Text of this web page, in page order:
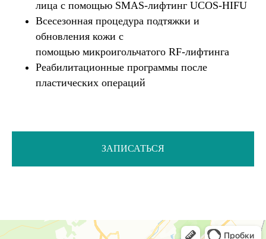
лица с помощью SMAS-лифтинг UCOS-HIFU
Всесезонная процедура подтяжки и
обновления кожи с
помощью микроигольчатого RF-лифтинга
Реабилитационные программы после
пластических операций
ЗАПИСАТЬСЯ